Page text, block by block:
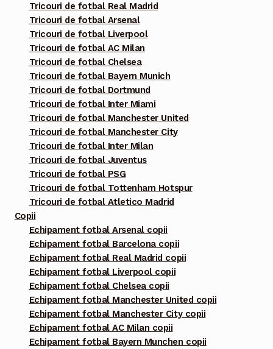
Tricouri de fotbal Real Madrid
Tricouri de fotbal Arsenal
Tricouri de fotbal Liverpool
Tricouri de fotbal AC Milan
Tricouri de fotbal Chelsea
Tricouri de fotbal Bayern Munich
Tricouri de fotbal Dortmund
Tricouri de fotbal Inter Miami
Tricouri de fotbal Manchester United
Tricouri de fotbal Manchester City
Tricouri de fotbal Inter Milan
Tricouri de fotbal Juventus
Tricouri de fotbal PSG
Tricouri de fotbal Tottenham Hotspur
Tricouri de fotbal Atletico Madrid
Copii
Echipament fotbal Arsenal copii
Echipament fotbal Barcelona copii
Echipament fotbal Real Madrid copii
Echipament fotbal Liverpool copii
Echipament fotbal Chelsea copii
Echipament fotbal Manchester United copii
Echipament fotbal Manchester City copii
Echipament fotbal AC Milan copii
Echipament fotbal Bayern Munchen copii